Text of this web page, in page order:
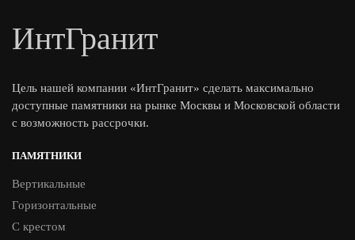
ИнтГранит
Цель нашей компании «ИнтГранит» сделать максимально
доступные памятники на рынке Москвы и Московской области
с возможность рассрочки.
ПАМЯТНИКИ
Вертикальные
Горизонтальные
С крестом